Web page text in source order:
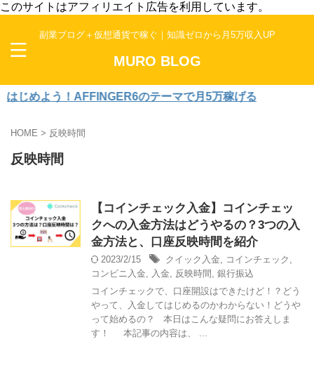
このサイトはアフィリエイト広告を利用しています。
副業ブログ＋仮想通貨で稼ぐ｜知識ゼロから月5万収入UP
MURO BLOG
めよう！AFFINGER6のテーマで月5万稼げる
HOME > 反映時間
反映時間
【コインチェック入金】コインチェッ
クへの入金方法はどうやるの？3つの入
金方法と、口座反映時間を紹介
2023/2/15 クイック入金, コインチェック ,
コンビニ入金, 入金, 反映時間 , 銀行振込
コインチェックで、口座開設はできたけど！？どう
やって、入金してはじめるのかわからない！どうや
って始めるの？ 本日はこんな疑問にお答えしま
す！ 本記事の内容は、 ...